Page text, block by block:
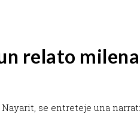
relato
se entreteje una